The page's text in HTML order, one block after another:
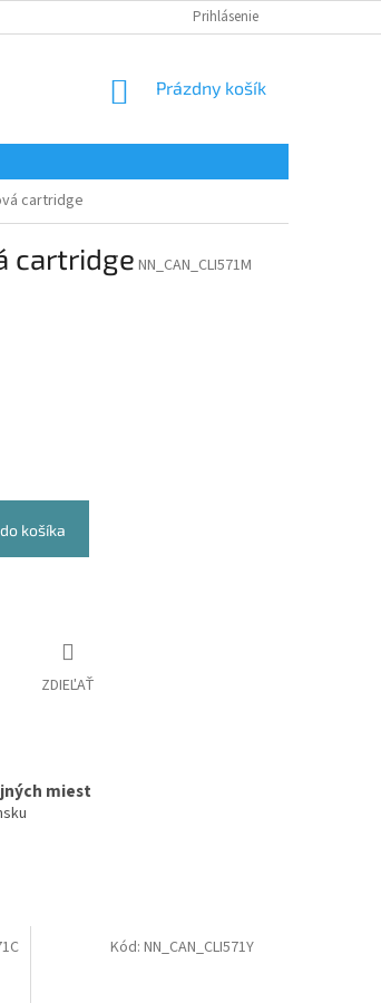
KONTAKTY
Prihlásenie
NÁKUPNÝ
Prázdny košík
cartridge
cartridge NN_CAN_CLI571M
košíka
ZDIEĽAŤ
miest
Kód: NN_CAN_CLI571Y